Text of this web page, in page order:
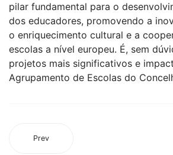
pilar fundamental para o
dos educadores, promovendo a
o enriquecimento cultural e a
escolas a nível europeu. É, sem
projetos mais significativos e
Agrupamento de Escolas do
Prev